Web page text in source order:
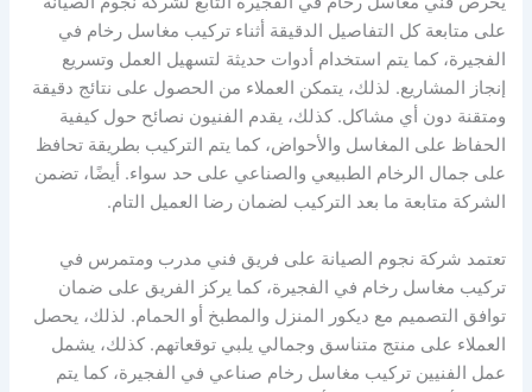
على متابعة كل التفاصيل الدقيقة أثناء تركيب مغاسل رخام في
الفجيرة، كما يتم استخدام أدوات حديثة لتسهيل العمل وتسريع
إنجاز المشاريع. لذلك، يتمكن العملاء من الحصول على نتائج دقيقة
ومتقنة دون أي مشاكل. كذلك، يقدم الفنيون نصائح حول كيفية
الحفاظ على المغاسل والأحواض، كما يتم التركيب بطريقة تحافظ
على جمال الرخام الطبيعي والصناعي على حد سواء. أيضًا، تضمن
الشركة متابعة ما بعد التركيب لضمان رضا العميل التام.
تعتمد شركة نجوم الصيانة على فريق فني مدرب ومتمرس في
تركيب مغاسل رخام في الفجيرة، كما يركز الفريق على ضمان
توافق التصميم مع ديكور المنزل والمطبخ أو الحمام. لذلك، يحصل
العملاء على منتج متناسق وجمالي يلبي توقعاتهم. كذلك، يشمل
عمل الفنيين تركيب مغاسل رخام صناعي في الفجيرة، كما يتم